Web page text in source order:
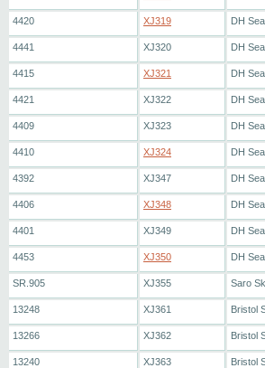
4420 XJ319 DH
4441 XJ320 DH
4415 XJ321 DH
4421 XJ322 DH
4409 XJ323 DH
4410 XJ324 DH
4392 XJ347 DH
4406 XJ348 DH
4401 XJ349 DH
4453 XJ350 DH
SR.905 XJ355 Saro
13248 XJ361 Bristol
13266 XJ362 Bristol
13240 XJ363 Bristol